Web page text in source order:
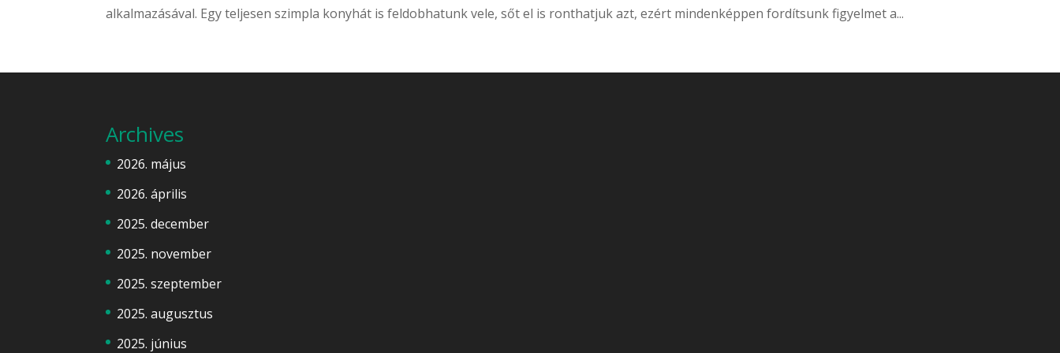
alkalmazásával. Egy teljesen szimpla konyhát is feldobhatunk vele, sőt el is ronthatjuk azt, ezért mindenképpen fordítsunk figyelmet a...
Archives
2026. május
2026. április
2025. december
2025. november
2025. szeptember
2025. augusztus
2025. június